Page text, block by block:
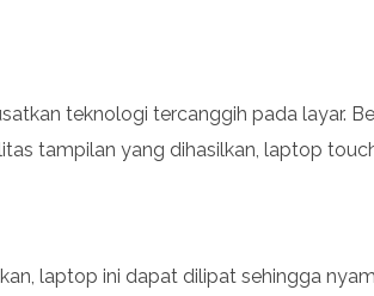
teknologi tercanggih pada layar.
tampilan yang dihasilkan, laptop
laptop ini dapat dilipat sehingga